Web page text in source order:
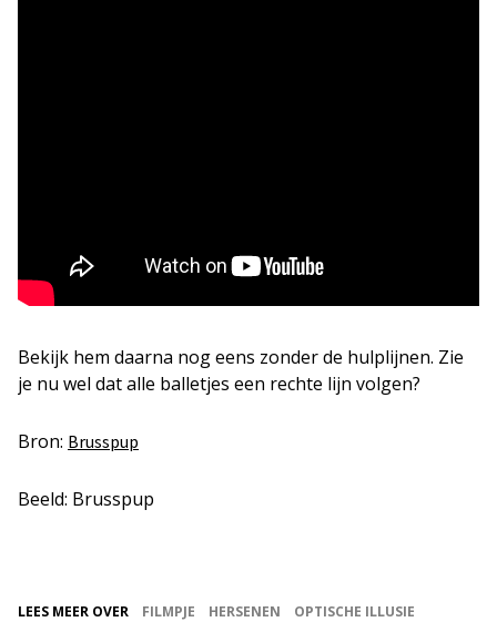
Bekijk hem daarna nog eens zonder de hulplijnen. Zie
je nu wel dat alle balletjes een rechte lijn volgen?
Bron: Brusspup
Beeld: Brusspup
LEES MEER OVER FILMPJE HERSENEN
OPTISCHE ILLUSIE